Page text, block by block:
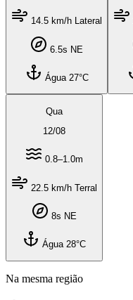
14.5 km/h Lateral
6.5s NE
Água 27°C
Qua
12/08
0.8–1.0m
22.5 km/h Terral
8s NE
Água 28°C
Na mesma região